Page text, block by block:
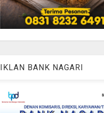
IKLAN BANK NAGARI